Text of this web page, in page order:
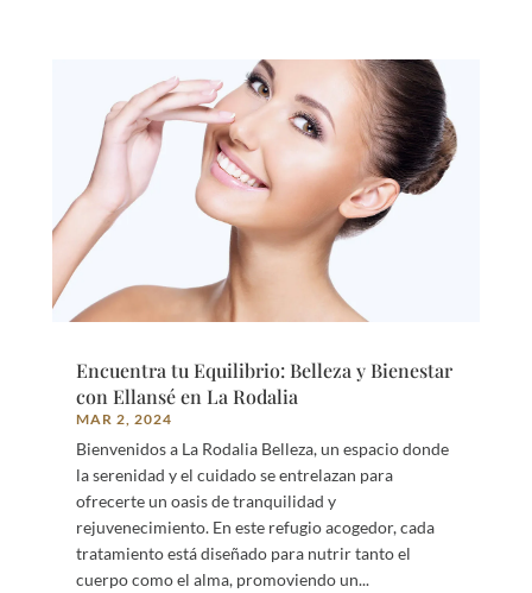
Encuentra tu Equilibrio: Belleza y Bienestar
con Ellansé en La Rodalia
MAR 2, 2024
Bienvenidos a La Rodalia Belleza, un espacio donde
la serenidad y el cuidado se entrelazan para
ofrecerte un oasis de tranquilidad y
rejuvenecimiento. En este refugio acogedor, cada
tratamiento está diseñado para nutrir tanto el
cuerpo como el alma, promoviendo un...